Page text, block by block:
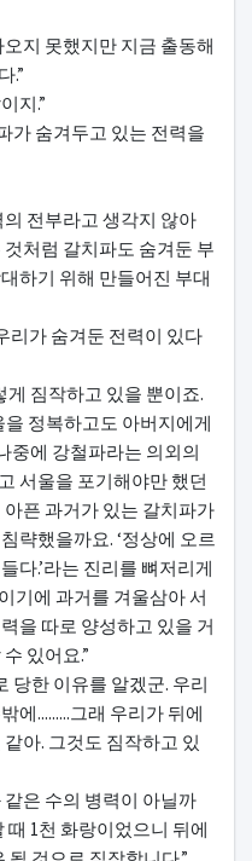
지 못했지만 지금 출동해
.”
지.”
가 숨겨두고 있는 전력을
전부라고 생각지 않아
처럼 갈치파도 숨겨둔 부
하기 위해 만들어진 부대
리가 숨겨둔 전력이 있다
게 짐작하고 있을 뿐이죠.
정복하고도 아버지에게
중에 강철파라는 의외의
서울을 포기해야만 했던
픈 과거가 있는 갈치파가
략했을까요. ‘정상에 오르
다.’라는 진리를 뼈저리게
기에 과거를 겨울삼아 서
을 따로 양성하고 있을 거
있어요.”
당한 이유를 알겠군. 우리
에.........그래 우리가 뒤에
아. 그것도 짐작하고 있
은 수의 병력이 아닐까
때 1천 화랑이었으니 뒤에